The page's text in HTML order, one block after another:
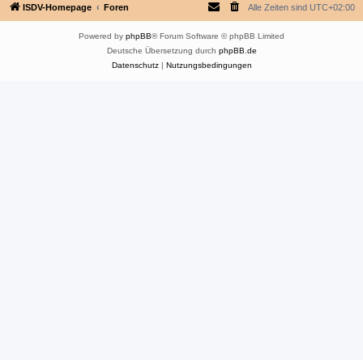
ISDV-Homepage Foren Alle Zeiten sind UTC+02:00
Powered by phpBB® Forum Software © phpBB Limited
Deutsche Übersetzung durch phpBB.de
Datenschutz| Nutzungsbedingungen